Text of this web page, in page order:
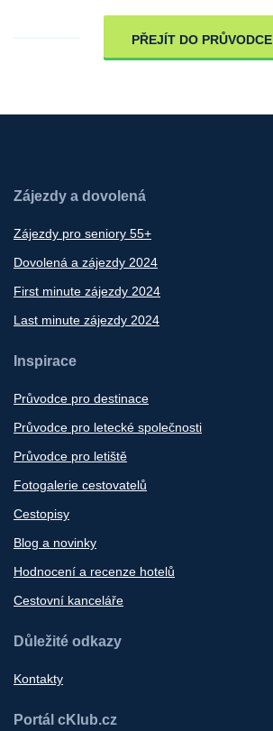
PŘEJÍT DO PRŮVODCE
Zájezdy a dovolená
Zájezdy pro seniory 55+
Dovolená a zájezdy 2024
First minute zájezdy 2024
Last minute zájezdy 2024
Inspirace
Průvodce pro destinace
Průvodce pro letecké společnosti
Průvodce pro letiště
Fotogalerie cestovatelů
Cestopisy
Blog a novinky
Hodnocení a recenze hotelů
Cestovní kanceláře
Důležité odkazy
Kontakty
Portál cKlub.cz